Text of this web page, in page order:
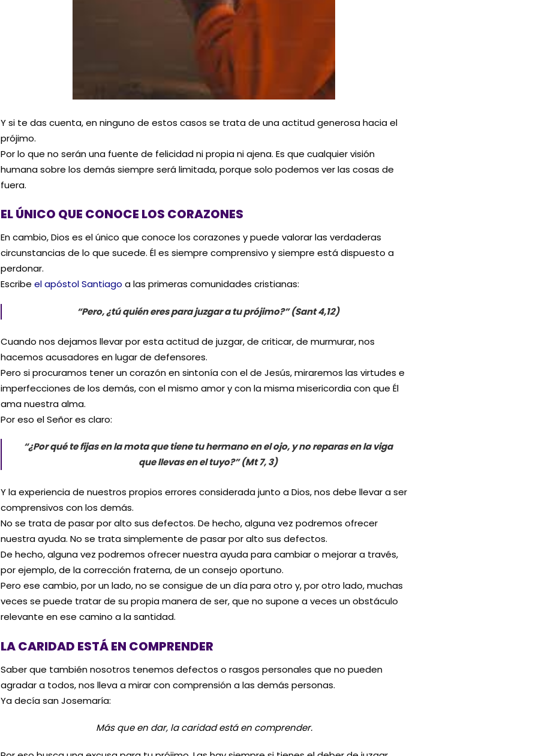
Y si te das cuenta, en ninguno de estos casos se trata de una actitud generosa hacia el
prójimo.
Por lo que no serán una fuente de felicidad ni propia ni ajena. Es que cualquier visión
humana sobre los demás siempre será limitada, porque solo podemos ver las cosas de
fuera.
EL ÚNICO QUE CONOCE LOS CORAZONES
En cambio, Dios es el único que conoce los corazones y puede valorar las verdaderas
circunstancias de lo que sucede. Él es siempre comprensivo y siempre está dispuesto a
perdonar.
Escribe el apóstol Santiago a las primeras comunidades cristianas:
“Pero, ¿tú quién eres para juzgar a tu prójimo?” (Sant 4,12)
Cuando nos dejamos llevar por esta actitud de juzgar, de criticar, de murmurar, nos
hacemos acusadores en lugar de defensores.
Pero si procuramos tener un corazón en sintonía con el de Jesús, miraremos las virtudes e
imperfecciones de los demás, con el mismo amor y con la misma misericordia con que Él
ama nuestra alma.
Por eso el Señor es claro:
“¿Por qué te fijas en la mota que tiene tu hermano en el ojo, y no reparas en la viga
que llevas en el tuyo?” (Mt 7, 3)
Y la experiencia de nuestros propios errores considerada junto a Dios, nos debe llevar a ser
comprensivos con los demás.
No se trata de pasar por alto sus defectos. De hecho, alguna vez podremos ofrecer
nuestra ayuda. No se trata simplemente de pasar por alto sus defectos.
De hecho, alguna vez podremos ofrecer nuestra ayuda para cambiar o mejorar a través,
por ejemplo, de la corrección fraterna, de un consejo oportuno.
Pero ese cambio, por un lado, no se consigue de un día para otro y, por otro lado, muchas
veces se puede tratar de su propia manera de ser, que no supone a veces un obstáculo
relevante en ese camino a la santidad.
LA CARIDAD ESTÁ EN COMPRENDER
Saber que también nosotros tenemos defectos o rasgos personales que no pueden
agradar a todos, nos lleva a mirar con comprensión a las demás personas.
Ya decía san Josemaría:
Más que en dar, la caridad está en comprender.